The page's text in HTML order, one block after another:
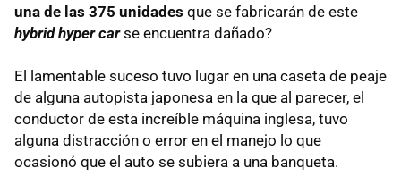
una de las 375 unidades que se fabricarán de este
hybrid hyper carse encuentra dañado?
El lamentable suceso tuvo lugar en una caseta de peaje
de alguna autopista japonesa en la que al parecer, el
conductor de esta increíble máquina inglesa, tuvo
alguna distracción o error en el manejo lo que
ocasionó que el auto se subiera a una banqueta.